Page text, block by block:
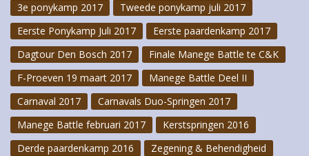
3e ponykamp 2017
Tweede ponykamp juli 2017
Eerste Ponykamp Juli 2017
Eerste paardenkamp 2017
Dagtour Den Bosch 2017
Finale Manege Battle te C&K
F-Proeven 19 maart 2017
Manege Battle Deel II
Carnaval 2017
Carnavals Duo-Springen 2017
Manege Battle februari 2017
Kerstspringen 2016
Derde paardenkamp 2016
Zegening & Behendigheid